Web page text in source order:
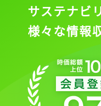
サステナビ
様々な情報